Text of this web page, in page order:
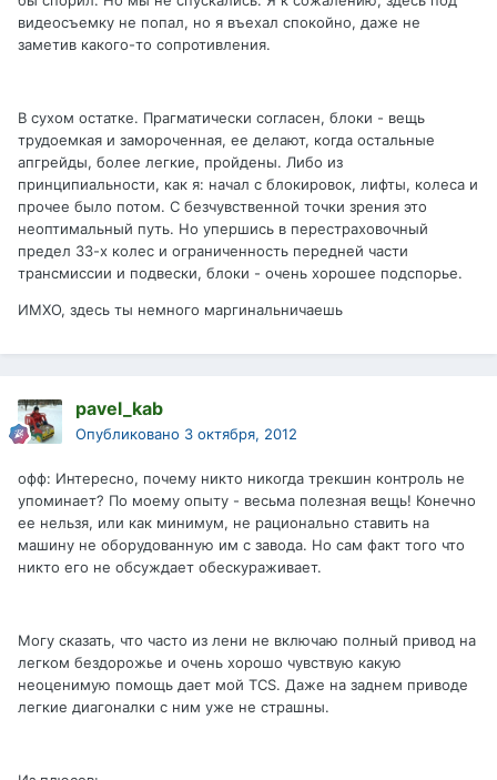
видеосъемку не попал, но я въехал спокойно, даже не
заметив какого-то сопротивления.
В сухом остатке. Прагматически согласен, блоки - вещь
трудоемкая и замороченная, ее делают, когда остальные
апгрейды, более легкие, пройдены. Либо из
принципиальности, как я: начал с блокировок, лифты, колеса и
прочее было потом. С безчувственной точки зрения это
неоптимальный путь. Но упершись в перестраховочный
предел 33-х колес и ограниченность передней части
трансмиссии и подвески, блоки - очень хорошее подспорье.
ИМХО, здесь ты немного маргинальничаешь
pavel_kab
Опубликовано 3 октября, 2012
офф: Интересно, почему никто никогда трекшин контроль не
упоминает? По моему опыту - весьма полезная вещь! Конечно
ее нельзя, или как минимум, не рационально ставить на
машину не оборудованную им с завода. Но сам факт того что
никто его не обсуждает обескураживает.
Могу сказать, что часто из лени не включаю полный привод на
легком бездорожье и очень хорошо чувствую какую
неоценимую помощь дает мой TCS. Даже на заднем приводе
легкие диагоналки с ним уже не страшны.